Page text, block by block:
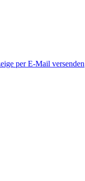
per E-Mail versenden